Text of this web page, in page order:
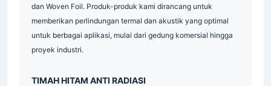
dan Woven Foil. Produk-produk kami dirancang untuk
memberikan perlindungan termal dan akustik yang optimal
untuk berbagai aplikasi, mulai dari gedung komersial hingga
proyek industri.
TIMAH HITAM ANTI RADIASI